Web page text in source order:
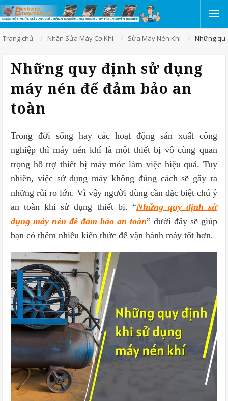
Trang chủ Nhận Sửa Máy Cơ Khí Sửa Máy Nén Khí Những
Những quy định sử dụng
máy nén để đảm bảo an
toàn
Trong đời sống hay các hoạt động sản xuất công
nghiệp thì máy nén khí là một thiết bị vô cùng quan
trọng hỗ trợ thiết bị máy móc làm việc hiệu quả. Tuy
nhiên, việc sử dụng máy không đúng cách sẽ gây ra
những rủi ro lớn. Vì vậy người dùng cần đặc biệt chú ý
an toàn khi sử dụng thiết bị. “Những quy định sử
dụng máy nén để đảm bảo an toàn” dưới đây sẽ giúp
bạn có thêm nhiều kiến thức để vận hành máy tốt hơn.